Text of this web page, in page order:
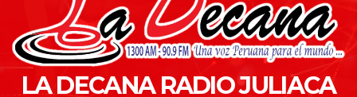
LA DECANA RADIO JULIACA